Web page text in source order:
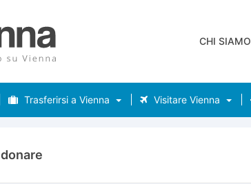
CHI SIAMO
Trasferirsi a Vienna Visitare Vienna
donare